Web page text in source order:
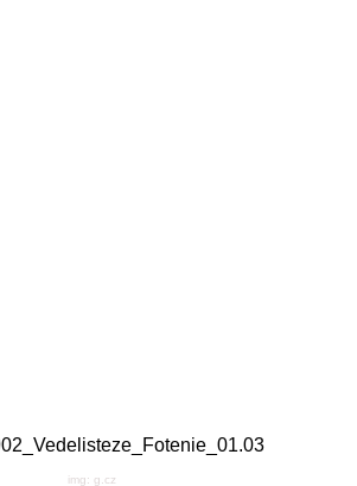
img: g.cz